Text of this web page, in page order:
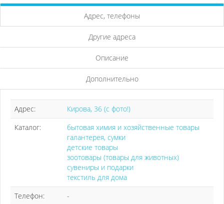
Адрес, телефоны
Другие адреса
Описание
Дополнительно
Адрес:
Кирова, 36 (с фото!)
Каталог:
бытовая химия и хозяйственные товары
галантерея, сумки
детские товары
зоотовары (товары для животных)
сувениры и подарки
текстиль для дома
Телефон:
-